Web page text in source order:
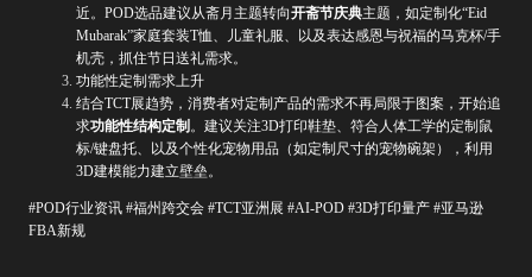
近。POD选品建议从斋月主题转向开斋节庆典主题，如定制化“Eid
Mubarak”家庭套装T恤、儿童礼服、以及表达感恩与祝福的马克杯/手
机壳，抓住节日送礼需求。
功能性定制需求上升
结合TCT展趋势，消费者对定制产品的需求不再局限于图案，开始追
求功能性结构定制 。建议关注3D打印鞋垫、符合人体工学的定制鼠
标/键盘托、以及个性化宠物用品（如定制尺寸的宠物碗架），利用
3D建模能力建立壁垒。
#POD行业资讯 #福州跨交会 #TCT亚洲展 #AI-POD #3D打印量产 #亚马逊
FBA新规